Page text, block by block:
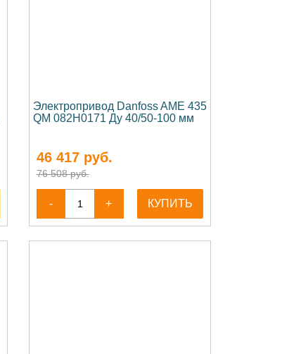
Электропривод Danfoss AME 435
QM 082H0171 Ду 40/50-100 мм
46 417руб.
76 508 руб.
- + КУПИТЬ